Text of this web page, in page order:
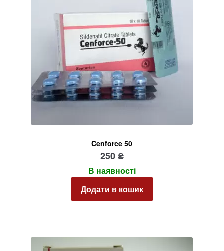
Cenforce 50
250₴
В наявності
Додати в кошик